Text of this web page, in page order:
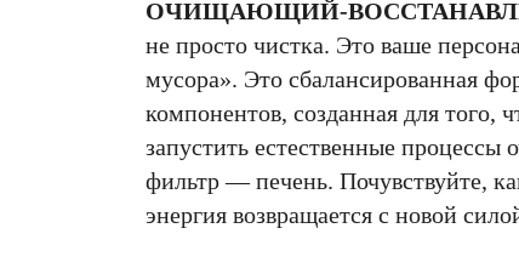
ОЧИЩАЮЩИЙ-
не просто чистка. Это ваше
мусора». Это сбалансированная
компонентов, созданная для того,
запустить естественные
фильтр — печень. Почувствуйте,
энергия возвращается с новой